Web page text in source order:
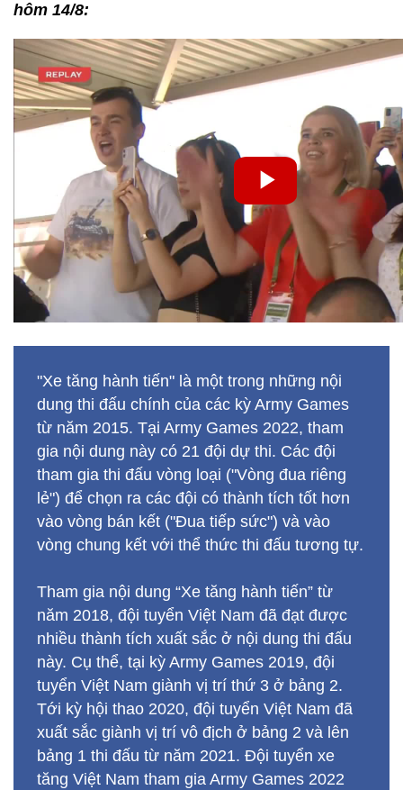
hôm 14/8:
"Xe tăng hành tiến" là một trong những nội
dung thi đấu chính của các kỳ Army Games
từ năm 2015. Tại Army Games 2022, tham
gia nội dung này có 21 đội dự thi. Các đội
tham gia thi đấu vòng loại ("Vòng đua riêng
lẻ") để chọn ra các đội có thành tích tốt hơn
vào vòng bán kết ("Đua tiếp sức") và vào
vòng chung kết với thể thức thi đấu tương tự.
Tham gia nội dung “Xe tăng hành tiến” từ
năm 2018, đội tuyển Việt Nam đã đạt được
nhiều thành tích xuất sắc ở nội dung thi đấu
này. Cụ thể, tại kỳ Army Games 2019, đội
tuyển Việt Nam giành vị trí thứ 3 ở bảng 2.
Tới kỳ hội thao 2020, đội tuyển Việt Nam đã
xuất sắc giành vị trí vô địch ở bảng 2 và lên
bảng 1 thi đấu từ năm 2021. Đội tuyển xe
tăng Việt Nam tham gia Army Games 2022